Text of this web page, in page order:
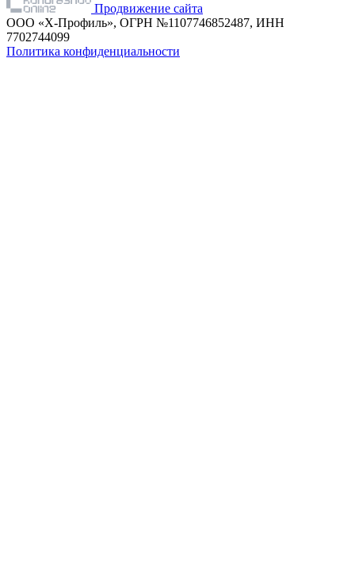
Продвижение сайта
ООО «Х-Профиль», ОГРН №1107746852487, ИНН
7702744099
Политика конфиденциальности